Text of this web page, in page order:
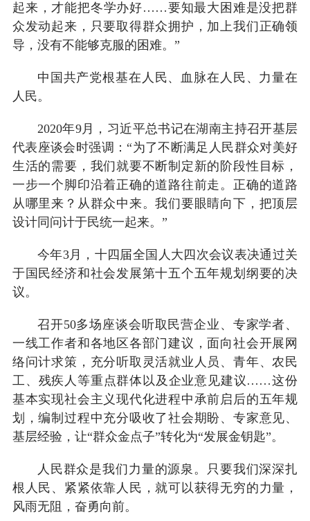
起来，才能把冬学办好……要知最大困难是没把群
众发动起来，只要取得群众拥护，加上我们正确领
导，没有不能够克服的困难。”
中国共产党根基在人民、血脉在人民、力量在
人民。
2020年9月，习近平总书记在湖南主持召开基层
代表座谈会时强调：“为了不断满足人民群众对美好
生活的需要，我们就要不断制定新的阶段性目标，
一步一个脚印沿着正确的道路往前走。正确的道路
从哪里来？从群众中来。我们要眼睛向下，把顶层
设计同问计于民统一起来。”
今年3月，十四届全国人大四次会议表决通过关
于国民经济和社会发展第十五个五年规划纲要的决
议。
召开50多场座谈会听取民营企业、专家学者、
一线工作者和各地区各部门建议，面向社会开展网
络问计求策，充分听取灵活就业人员、青年、农民
工、残疾人等重点群体以及企业意见建议……这份
基本实现社会主义现代化进程中承前启后的五年规
划，编制过程中充分吸收了社会期盼、专家意见、
基层经验，让“群众金点子”转化为“发展金钥匙”。
人民群众是我们力量的源泉。只要我们深深扎
根人民、紧紧依靠人民，就可以获得无穷的力量，
风雨无阻，奋勇向前。